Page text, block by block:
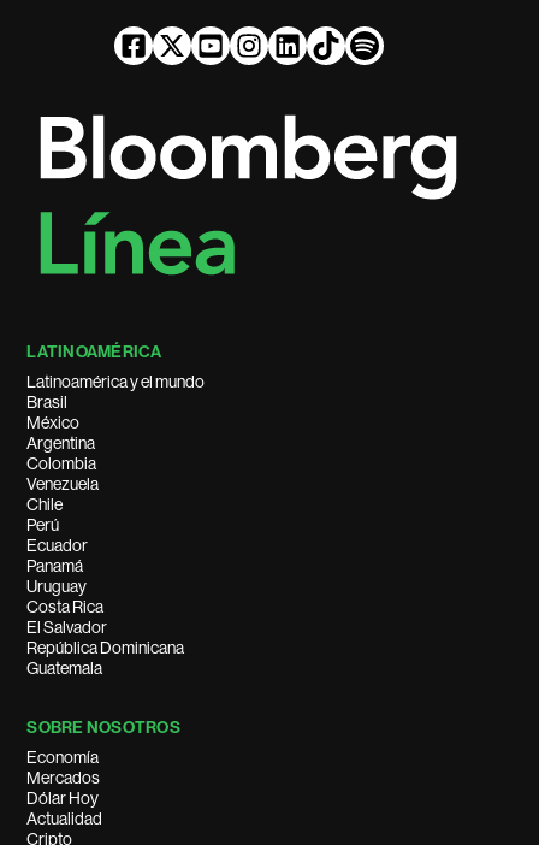
LATINOAMÉRICA
Latinoamérica y el mundo
Brasil
México
Argentina
Colombia
Venezuela
Chile
Perú
Ecuador
Panamá
Uruguay
Costa Rica
El Salvador
República Dominicana
Guatemala
SOBRE NOSOTROS
Economía
Mercados
Dólar Hoy
Actualidad
Cripto